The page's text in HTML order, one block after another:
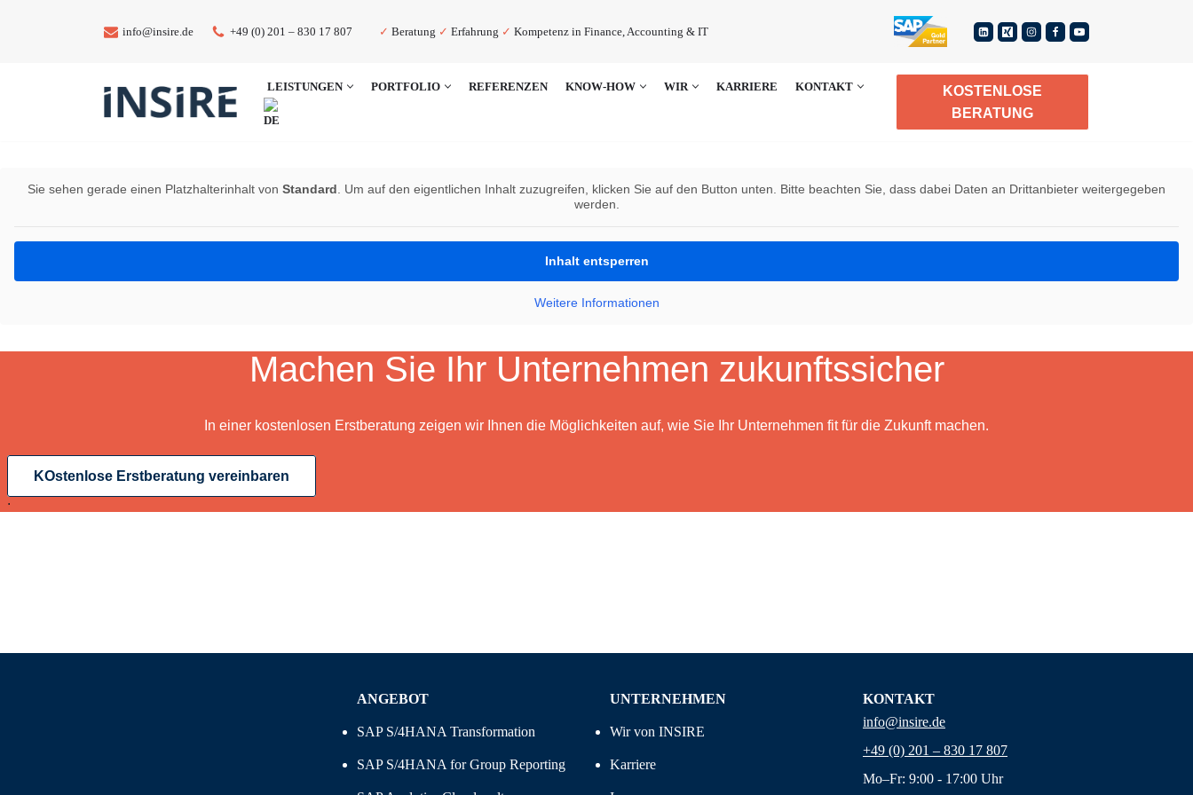
info@insire.de +49 (0) 201 – 830 17 807 ✓ Beratung ✓ Erfahrung ✓ Kompetenz in Finance, Accounting & IT
LEISTUNGEN PORTFOLIO REFERENZEN KNOW-HOW WIR KARRIERE KONTAKT
KOSTENLOSE
BERATUNG
Sie sehen gerade einen Platzhalterinhalt von Standard . Um auf den eigentlichen Inhalt zuzugreifen, klicken Sie auf den Button unten. Bitte beachten Sie, dass dabei Daten an Drittanbieter weitergegeben
werden.
Inhalt entsperren
Weitere Informationen
Machen Sie Ihr Unternehmen zukunftssicher
In einer kostenlosen Erstberatung zeigen wir Ihnen die Möglichkeiten auf, wie Sie Ihr Unternehmen fit für die Zukunft machen.
KOstenlose Erstberatung vereinbaren
.
ANGEBOT
SAP S/4HANA Transformation
SAP S/4HANA for Group Reporting
UNTERNEHMEN
Wir von INSIRE
Karriere
KONTAKT
info@insire.de
+49 (0) 201 – 830 17 807
Mo–Fr: 9:00 - 17:00 Uhr